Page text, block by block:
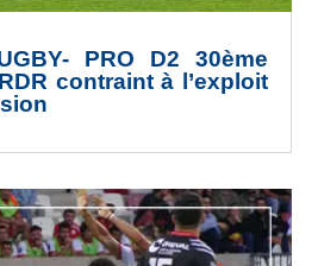
PRO D2 30ème
contraint à l’exploit